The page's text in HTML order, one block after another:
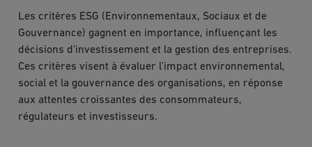
Les critères ESG (Environnementaux, Sociaux et de
Gouvernance) gagnent en importance, influençant les
décisions d'investissement et la gestion des entreprises.
Ces critères visent à évaluer l'impact environnemental,
social et la gouvernance des organisations, en réponse
aux attentes croissantes des consommateurs,
régulateurs et investisseurs.